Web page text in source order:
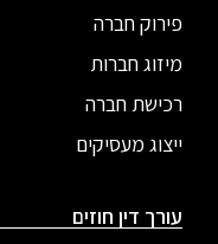
פירוק חברה
מיזוג חברות
רכישת חברה
ייצוג מעסיקים
עורך דין חוזים